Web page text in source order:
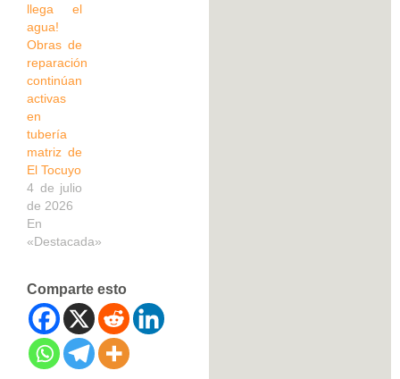
llega el
agua!
Obras de
reparación
continúan
activas
en
tubería
matriz de
El Tocuyo
4 de julio
de 2026
En
«Destacada»
Comparte esto